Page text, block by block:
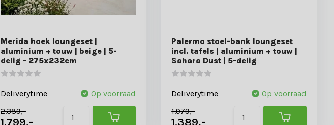
Merida hoek loungeset |
aluminium + touw | beige | 5-
delig - 275x232cm
Deliverytime
Op voorraad
2.389,-
1.799,-
Palermo stoel-bank loungeset
incl. tafels | aluminium + touw |
Sahara Dust | 5-delig
Deliverytime
Op voorraad
1.979,-
1.389,-